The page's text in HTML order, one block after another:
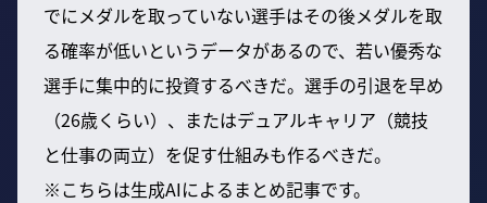
でにメダルを取っていない選手はその後メダルを取
る確率が低いというデータがあるので、若い優秀な
選手に集中的に投資するべきだ。選手の引退を早め
（26歳くらい）、またはデュアルキャリア（競技
と仕事の両立）を促す仕組みも作るべきだ。
※こちらは生成AIによるまとめ記事です。